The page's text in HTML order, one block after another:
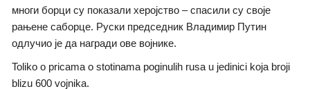
многи борци су показали херојство – спасили су своје
рањене саборце. Руски председник Владимир Путин
одлучио је да награди oвe војнике.
Toliko o pricama o stotinama poginulih rusa u jedinici koja broji
blizu 600 vojnika.